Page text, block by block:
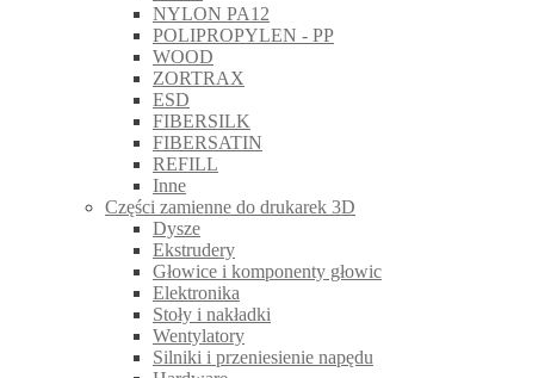
NYLON PA12
POLIPROPYLEN - PP
WOOD
ZORTRAX
ESD
FIBERSILK
FIBERSATIN
REFILL
Inne
Części zamienne do drukarek 3D
Dysze
Ekstrudery
Głowice i komponenty głowic
Elektronika
Stoły i nakładki
Wentylatory
Silniki i przeniesienie napędu